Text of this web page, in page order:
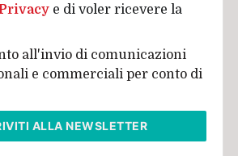
e di voler ricevere la
all'invio di comunicazioni
e commerciali per conto di
ALLA NEWSLETTER